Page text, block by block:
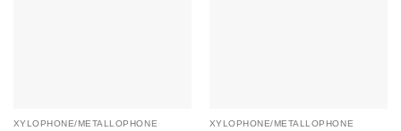
XYLOPHONE/METALLOPHONE XYLOPHONE/METALLOPHONE